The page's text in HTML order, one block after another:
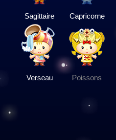
Sagittaire Capricorne
Verseau Poissons